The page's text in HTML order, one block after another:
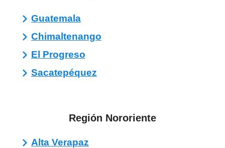
Guatemala
Chimaltenango
El Progreso
Sacatepéquez
Región Nororiente
Alta Verapaz